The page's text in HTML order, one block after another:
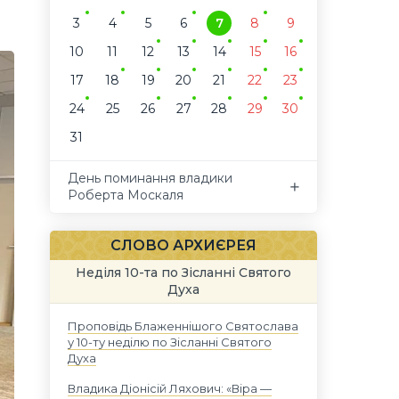
3
4 5 6 7 8
9
10
11 12 13 14 15
16
17
18 19 20 21 22
23
24
25 26 27 28 29
30
31
День поминання владики
Роберта Москаля
СЛОВО АРХИЄРЕЯ
Неділя 10-та по Зісланні Святого
Духа
Проповідь Блаженнішого Святослава
у 10-ту неділю по Зісланні Святого
Духа
Владика Діонісій Ляхович: «Віра —